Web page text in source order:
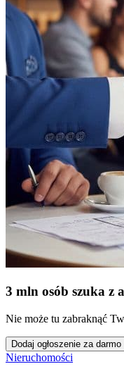
3 mln osób szuka z
Nie może tu zabraknąć
Dodaj ogłoszenie za darmo
Nieruchomości